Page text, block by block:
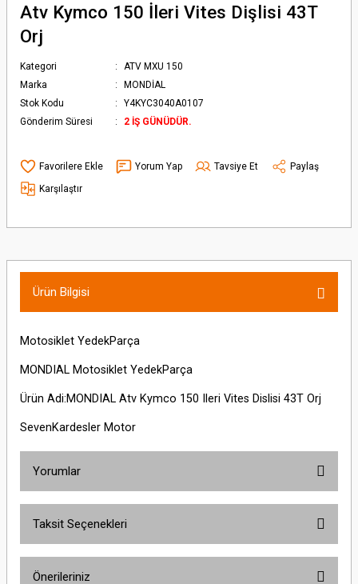
Atv Kymco 150 İleri Vites Dişlisi 43T
Orj
Kategori
ATV MXU 150
Marka
MONDİAL
Stok Kodu
Y4KYC3040A0107
Gönderim Süresi
2 İŞ GÜNÜDÜR.
Yorum Yap Tavsiye Et
Paylaş
Karşılaştır
Ürün Bilgisi
Motosiklet YedekParça
MONDIAL Motosiklet YedekParça
Ürün Adi:MONDIAL Atv Kymco 150 Ileri Vites Dislisi 43T Orj
SevenKardesler Motor
Yorumlar
Taksit Seçenekleri
Önerileriniz